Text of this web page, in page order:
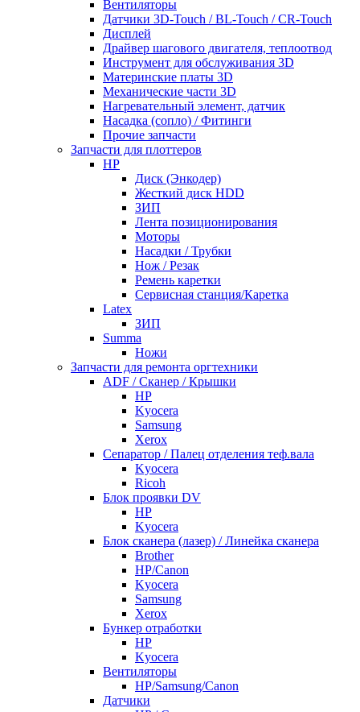
Вентиляторы
Датчики 3D-Touch / BL-Touch / CR-Touch
Дисплей
Драйвер шагового двигателя, теплоотвод
Инструмент для обслуживания 3D
Материнские платы 3D
Механические части 3D
Нагревательный элемент, датчик
Насадка (сопло) / Фитинги
Прочие запчасти
Запчасти для плоттеров
HP
Диск (Энкодер)
Жесткий диск HDD
ЗИП
Лента позиционирования
Моторы
Насадки / Трубки
Нож / Резак
Ремень каретки
Сервисная станция/Каретка
Latex
ЗИП
Summa
Ножи
Запчасти для ремонта оргтехники
ADF / Сканер / Крышки
HP
Kyocera
Samsung
Xerox
Cепаратор / Палец отделения теф.вала
Kyocera
Ricoh
Блок проявки DV
HP
Kyocera
Блок сканера (лазер) / Линейка сканера
Brother
HP/Canon
Kyocera
Samsung
Xerox
Бункер отработки
HP
Kyocera
Вентиляторы
HP/Samsung/Canon
Датчики